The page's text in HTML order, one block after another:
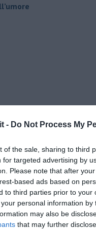
- Do Not Process My
of the sale, sharing to third
for targeted advertising by
Please note that after
based ads based on
to third parties prior to
personal information by
may also be
that may further